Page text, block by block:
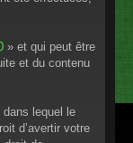
» et qui peut être
et du contenu
lequel le
d’avertir votre